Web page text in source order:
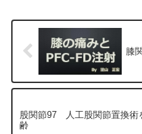
膝
股関節97 人工股関節置換術
齢